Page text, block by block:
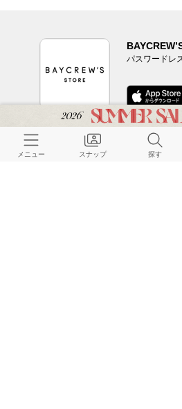
パスワードレ
CUSTOMER
メニュー スナップ 探す